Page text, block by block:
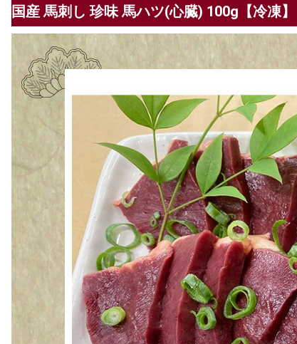
国産 馬刺し 珍味 馬ハツ(心臓) 100g【冷凍】